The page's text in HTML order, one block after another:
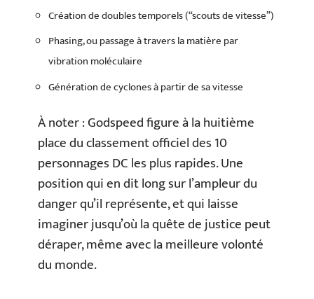
Création de doubles temporels (“scouts de vitesse”)
Phasing, ou passage à travers la matière par
vibration moléculaire
Génération de cyclones à partir de sa vitesse
À noter : Godspeed figure à la huitième
place du classement officiel des 10
personnages DC les plus rapides. Une
position qui en dit long sur l’ampleur du
danger qu’il représente, et qui laisse
imaginer jusqu’où la quête de justice peut
déraper, même avec la meilleure volonté
du monde.